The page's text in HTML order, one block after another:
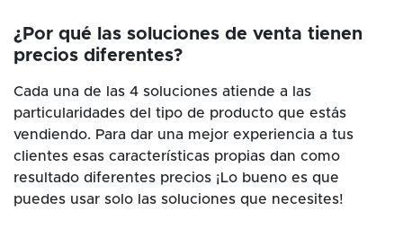
¿Por qué las soluciones de venta tienen
precios diferentes?
Cada una de las 4 soluciones atiende a las
particularidades del tipo de producto que estás
vendiendo. Para dar una mejor experiencia a tus
clientes esas características propias dan como
resultado diferentes precios ¡Lo bueno es que
puedes usar solo las soluciones que necesites!